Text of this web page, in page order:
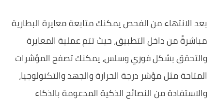
بعد الانتهاء من الفحص يمكنك متابعة معايرة البطارية
مباشرةً من داخل التطبيق، حيث تتم عملية المعايرة
والتحقق بشكل فوري وسلس، يمكنك تصفح المؤشرات
المتاحة مثل مؤشر درجة الحرارة والجهد والتكنولوجيا،
والاستفادة من النصائح الذكية المدعومة بالذكاء